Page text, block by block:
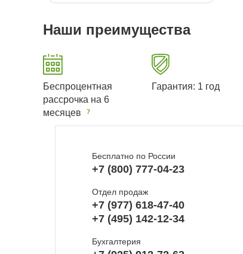
Наши преимущества
Беспроцентная
рассрочка на 6
месяцев
Гарантия: 1 год
Бесплатно по России
+7 (800) 777-04-23
Отдел продаж
+7 (977) 618-47-40
+7 (495) 142-12-34
Бухгалтерия